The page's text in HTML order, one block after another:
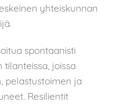
yhteiskunnan
spontaanisti
tilanteissa, joissa
pelastustoimen ja
Resilientit